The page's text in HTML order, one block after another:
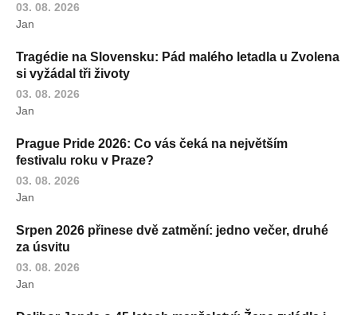
03. 08. 2026
Jan
Tragédie na Slovensku: Pád malého letadla u Zvolena
si vyžádal tři životy
03. 08. 2026
Jan
Prague Pride 2026: Co vás čeká na největším
festivalu roku v Praze?
03. 08. 2026
Jan
Srpen 2026 přinese dvě zatmění: jedno večer, druhé
za úsvitu
03. 08. 2026
Jan